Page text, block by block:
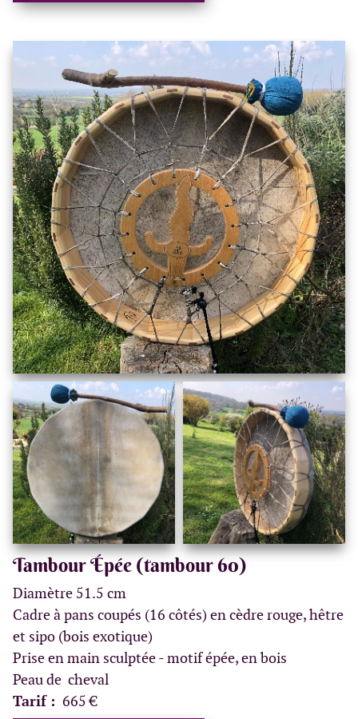
Tambour Épée (tambour 60)
Diamètre 51.5 cm
Cadre à pans coupés (16 côtés) en cèdre rouge, hêtre
et sipo (bois exotique)
Prise en main sculptée - motif épée, en bois
Peau de cheval
Tarif : 665 €